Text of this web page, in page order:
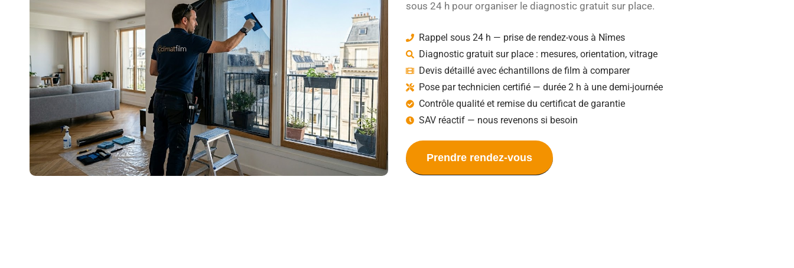
sous 24 h pour organiser le diagnostic gratuit sur place.
Rappel sous 24 h — prise de rendez-vous à Nîmes
Diagnostic gratuit sur place : mesures, orientation, vitrage
Devis détaillé avec échantillons de film à comparer
Pose par technicien certifié — durée 2 h à une demi-journée
Contrôle qualité et remise du certificat de garantie
SAV réactif — nous revenons si besoin
Prendre rendez-vous